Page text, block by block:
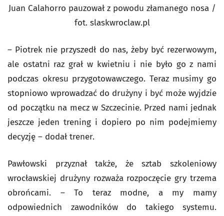
Juan Calahorro pauzował z powodu złamanego nosa /
fot. slaskwroclaw.pl
– Piotrek nie przyszedł do nas, żeby być rezerwowym,
ale ostatni raz grał w kwietniu i nie było go z nami
podczas okresu przygotowawczego. Teraz musimy go
stopniowo wprowadzać do drużyny i być może wyjdzie
od początku na mecz w Szczecinie. Przed nami jednak
jeszcze jeden trening i dopiero po nim podejmiemy
decyzję – dodał trener.
Pawłowski przyznał także, że sztab szkoleniowy
wrocławskiej drużyny rozważa rozpoczęcie gry trzema
obrońcami. – To teraz modne, a my mamy
odpowiednich zawodników do takiego systemu.